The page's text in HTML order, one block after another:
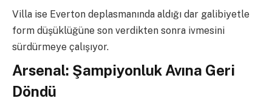
Villa ise Everton deplasmanında aldığı dar galibiyetle
form düşüklüğüne son verdikten sonra ivmesini
sürdürmeye çalışıyor.
Arsenal: Şampiyonluk Avına Geri
Döndü